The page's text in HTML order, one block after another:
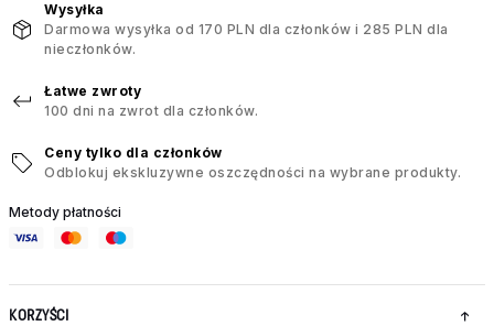
Wysyłka
Darmowa wysyłka od 170 PLN dla członków i 285 PLN dla
nieczłonków.
Łatwe zwroty
100 dni na zwrot dla członków.
Ceny tylko dla członków
Odblokuj ekskluzywne oszczędności na wybrane produkty.
Metody płatności
KORZYŚCI